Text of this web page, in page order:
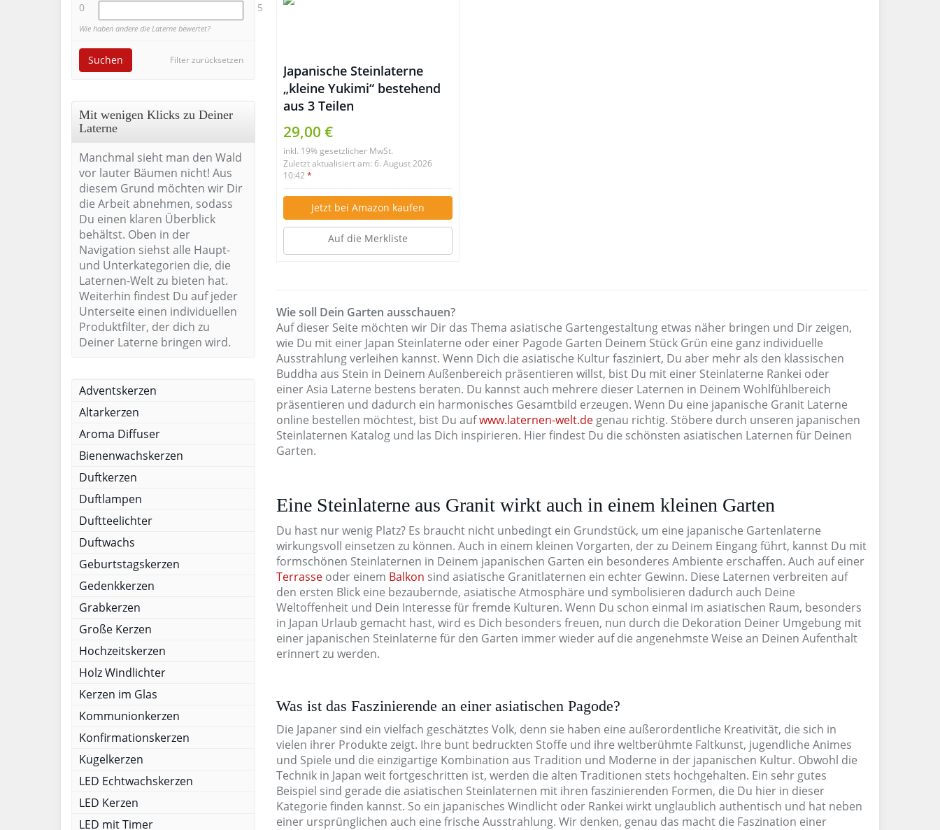
Japanische Steinlaterne
„kleine Yukimi“ bestehend
aus 3 Teilen
29,00 €
inkl. 19% gesetzlicher MwSt.
Zuletzt aktualisiert am: 6. August 2026
10:42 *
Jetzt bei Amazon kaufen
Auf die Merkliste
Wie soll Dein Garten ausschauen?
Auf dieser Seite möchten wir Dir das Thema asiatische Gartengestaltung etwas näher bringen und Dir zeigen,
wie Du mit einer Japan Steinlaterne oder einer Pagode Garten Deinem Stück Grün eine ganz individuelle
Ausstrahlung verleihen kannst. Wenn Dich die asiatische Kultur fasziniert, Du aber mehr als den klassischen
Buddha aus Stein in Deinem Außenbereich präsentieren willst, bist Du mit einer Steinlaterne Rankei oder
einer Asia Laterne bestens beraten. Du kannst auch mehrere dieser Laternen in Deinem Wohlfühlbereich
präsentieren und dadurch ein harmonisches Gesamtbild erzeugen. Wenn Du eine japanische Granit Laterne
online bestellen möchtest, bist Du aufwww.laternen-welt.degenau richtig. Stöbere durch unseren japanischen
Steinlaternen Katalog und las Dich inspirieren. Hier findest Du die schönsten asiatischen Laternen für Deinen
Garten.
Eine Steinlaterne aus Granit wirkt auch in einem kleinen Garten
Du hast nur wenig Platz? Es braucht nicht unbedingt ein Grundstück, um eine japanische Gartenlaterne
wirkungsvoll einsetzen zu können. Auch in einem kleinen Vorgarten, der zu Deinem Eingang führt, kannst Du mit
formschönen Steinlaternen in Deinem japanischen Garten ein besonderes Ambiente erschaffen. Auch auf einer
Terrasseoder einem Balkon sind asiatische Granitlaternen ein echter Gewinn. Diese Laternen verbreiten auf
den ersten Blick eine bezaubernde, asiatische Atmosphäre und symbolisieren dadurch auch Deine
Weltoffenheit und Dein Interesse für fremde Kulturen. Wenn Du schon einmal im asiatischen Raum, besonders
in Japan Urlaub gemacht hast, wird es Dich besonders freuen, nun durch die Dekoration Deiner Umgebung mit
einer japanischen Steinlaterne für den Garten immer wieder auf die angenehmste Weise an Deinen Aufenthalt
erinnert zu werden.
Was ist das Faszinierende an einer asiatischen Pagode?
Die Japaner sind ein vielfach geschätztes Volk, denn sie haben eine außerordentliche Kreativität, die sich in
vielen ihrer Produkte zeigt. Ihre bunt bedruckten Stoffe und ihre weltberühmte Faltkunst, jugendliche Animes
und Spiele und die einzigartige Kombination aus Tradition und Moderne in der japanischen Kultur. Obwohl die
Technik in Japan weit fortgeschritten ist, werden die alten Traditionen stets hochgehalten. Ein sehr gutes
Beispiel sind gerade die asiatischen Steinlaternen mit ihren faszinierenden Formen, die Du hier in dieser
Kategorie finden kannst. So ein japanisches Windlicht oder Rankei wirkt unglaublich authentisch und hat neben
einer ursprünglichen auch eine frische Ausstrahlung. Wir denken, genau das macht die Faszination einer
0 5
Wie haben andere die Laterne bewertet?
Filter zurücksetzen
Suchen
Mit wenigen Klicks zu Deiner
Laterne
Manchmal sieht man den Wald
vor lauter Bäumen nicht! Aus
diesem Grund möchten wir Dir
die Arbeit abnehmen, sodass
Du einen klaren Überblick
behältst. Oben in der
Navigation siehst alle Haupt-
und Unterkategorien die, die
Laternen-Welt zu bieten hat.
Weiterhin findest Du auf jeder
Unterseite einen individuellen
Produktfilter, der dich zu
Deiner Laterne bringen wird.
Adventskerzen
Altarkerzen
Aroma Diffuser
Bienenwachskerzen
Duftkerzen
Duftlampen
Duftteelichter
Duftwachs
Geburtstagskerzen
Gedenkkerzen
Grabkerzen
Große Kerzen
Hochzeitskerzen
Holz Windlichter
Kerzen im Glas
Kommunionkerzen
Konfirmationskerzen
Kugelkerzen
LED Echtwachskerzen
LED Kerzen
LED mit Timer